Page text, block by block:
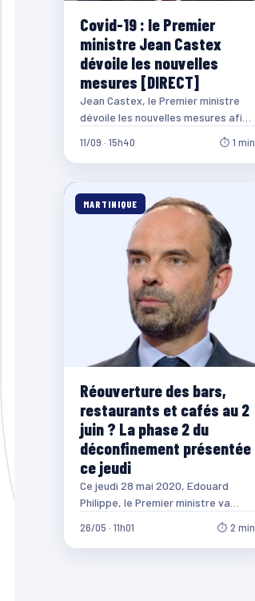
Covid-19 : le Premier
ministre Jean Castex
dévoile les nouvelles
mesures [DIRECT]
Jean Castex, le Premier ministre
dévoile les nouvelles mesures afin
de faire face à la circulation de la…
11/09 · 15h40 ⏱ 1 min
MARTINIQUE
Réouverture des bars,
restaurants et cafés au 2
juin ? La phase 2 du
déconfinement présentée
ce jeudi
Ce jeudi 28 mai 2020, Edouard
Philippe, le Premier ministre va
présenter la seconde phase de son
plan…
26/05 · 11h01 ⏱ 2 min